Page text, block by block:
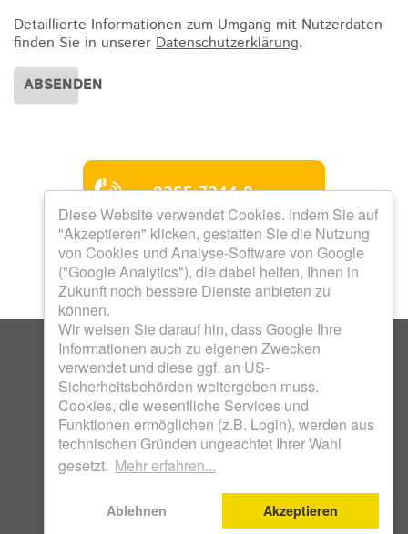
Diese Website verwendet Cookies. Indem Sie auf
"Akzeptieren" klicken, gestatten Sie die Nutzung
von Cookies und Analyse-Software von Google
("Google Analytics"), die dabei helfen, Ihnen in
Zukunft noch bessere Dienste anbieten zu
können.
Wir weisen Sie darauf hin, dass Google Ihre
Informationen auch zu eigenen Zwecken
verwendet und diese ggf. an US-
Sicherheitsbehörden weitergeben muss.
Cookies, die wesentliche Services und
Funktionen ermöglichen (z.B. Login), werden aus
technischen Gründen ungeachtet Ihrer Wahl
gesetzt. Mehr erfahren...
Ablehnen Akzeptieren
Detaillierte Informationen zum Umgang mit Nutzerdaten
finden Sie in unserer Datenschutzerklärung.
ABSENDEN
0365 7344-0
Mo bis Do 8.00 - 12.00 Uhr
Mo bis Do 13.00 - 16.00
Uhr
Freitag 8.00 - 12.00 Uhr
KOSTENLOSES WOHNFON 0800 17 18 800 .
WOHNUNGSBAUGENOSSENSCHAFT UNION EG .
SCHENKENDORFSTRASSE 28 . 07548 GERA |
IMPRESSUM
DATENSCHUTZ